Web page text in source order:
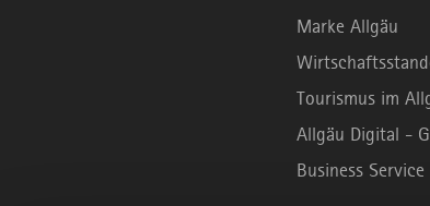
Marke Allgäu
Tourismus im
Allgäu Digital -
Business Service